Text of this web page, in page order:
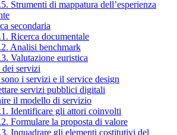
Strumenti di mappatura dell’esperienza
secondaria
Ricerca documentale
Analisi benchmark
Valutazione euristica
dei servizi
i servizi e il service design
servizi pubblici digitali
il modello di servizio
Identificare gli attori coinvolti
Formulare la proposta di valore
Inquadrare gli elementi costitutivi del